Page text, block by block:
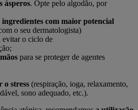
ásperos. Opte pelo algodão, por
com maior potencial
o seu dermatologista)
evitar o ciclo de
para se proteger de agentes
o stress (respiração, ioga, relaxamento,
sono adequado, etc.).